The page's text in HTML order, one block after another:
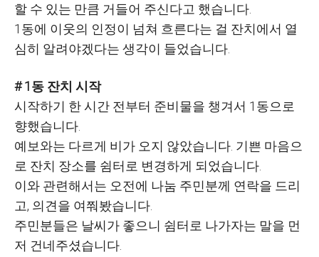
할 수 있는 만큼 거들어 주신다고 했습니다.
1동에 이웃의 인정이 넘쳐 흐른다는 걸 잔치에서 열
심히 알려야겠다는 생각이 들었습니다.
# 1동 잔치 시작
시작하기 한 시간 전부터 준비물을 챙겨서 1동으로
향했습니다.
예보와는 다르게 비가 오지 않았습니다. 기쁜 마음으
로 잔치 장소를 쉼터로 변경하게 되었습니다.
이와 관련해서는 오전에 나눔 주민분께 연락을 드리
고, 의견을 여쭤봤습니다.
주민분들은 날씨가 좋으니 쉼터로 나가자는 말을 먼
저 건네주셨습니다.